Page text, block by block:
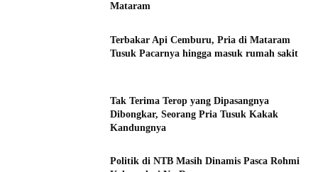
Mataram
Terbakar Api Cemburu, Pria di Mataram
Tusuk Pacarnya hingga masuk rumah sakit
Tak Terima Terop yang Dipasangnya
Dibongkar, Seorang Pria Tusuk Kakak
Kandungnya
Politik di NTB Masih Dinamis Pasca Rohmi